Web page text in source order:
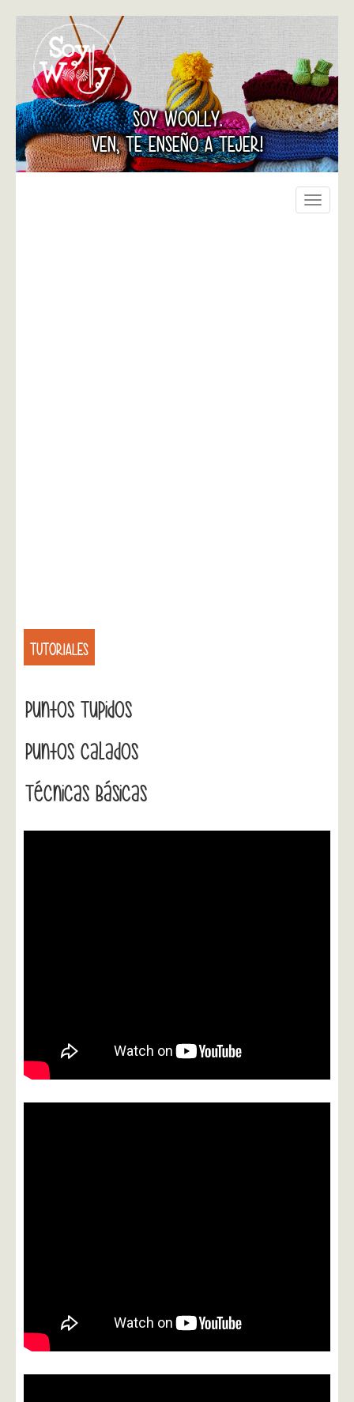
SOY WOOLLY.
VEN, TE ENSEÑO A TEJER!
Toggle
TUTORIALES
Puntos Tupidos
Puntos Calados
Técnicas Básicas